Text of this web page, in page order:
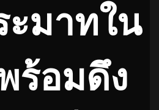
ะมาทใน
ร้อมดึง